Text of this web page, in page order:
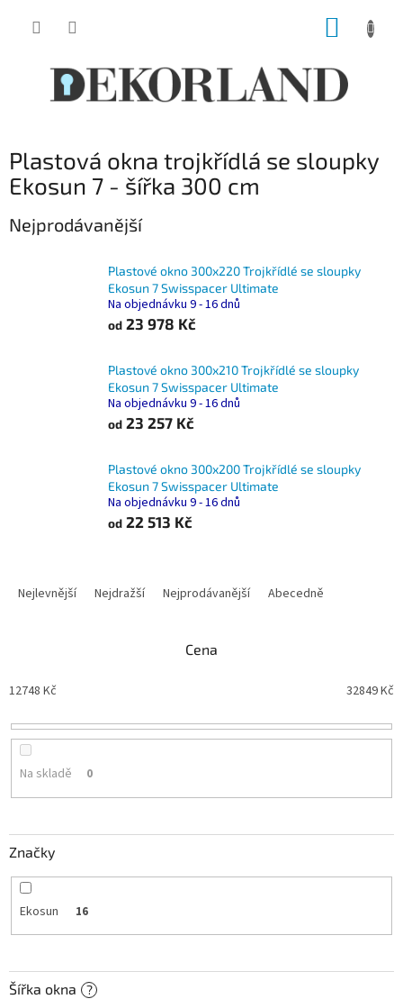
Plastová okna trojkřídlá se sloupky
Ekosun 7 - šířka 300 cm
Nejprodávanější
Plastové okno 300x220 Trojkřídlé se sloupky
Ekosun 7 Swisspacer Ultimate
Na objednávku 9 - 16 dnů
od 23 978 Kč
Plastové okno 300x210 Trojkřídlé se sloupky
Ekosun 7 Swisspacer Ultimate
Na objednávku 9 - 16 dnů
od 23 257 Kč
Plastové okno 300x200 Trojkřídlé se sloupky
Ekosun 7 Swisspacer Ultimate
Na objednávku 9 - 16 dnů
od 22 513 Kč
p
o
ů
Nejlevnější Nejdražší Nejprodávanější Abecedně
Cena
12748 Kč 32849Kč
Na skladě 0
Značky
Ekosun 16
Šířka okna ?